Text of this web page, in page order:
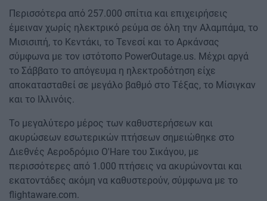
Περισσότερα από 257.000 σπίτια και επιχειρήσεις
έμειναν χωρίς ηλεκτρικό ρεύμα σε όλη την Αλαμπάμα, το
Μισισιπή, το Κεντάκι, το Τενεσί και το Αρκάνσας
σύμφωνα με τον ιστότοπο PowerOutage.us. Μέχρι αργά
το Σάββατο το απόγευμα η ηλεκτροδότηση είχε
αποκατασταθεί σε μεγάλο βαθμό στο Τέξας, το Μίσιγκαν
και το Ιλλινόις.
Το μεγαλύτερο μέρος των καθυστερήσεων και
ακυρώσεων εσωτερικών πτήσεων σημειώθηκε στο
Διεθνές Αεροδρόμιο O'Hare του Σικάγου, με
περισσότερες από 1.000 πτήσεις να ακυρώνονται και
εκατοντάδες ακόμη να καθυστερούν, σύμφωνα με το
flightaware.com.